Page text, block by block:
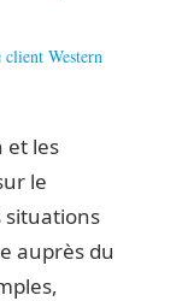
Western
et les
le
situations
auprès du